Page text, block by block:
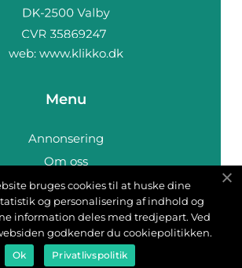
web: www.klikko.dk
Menu
Annonsering
Om oss
Cookies
Kontakta oss
Sitemap
bruges cookies til at huske dine
og personalisering af indhold og
information deles med tredjepart. Ved
godkender du cookiepolitikken.
Ok Privatlivspolitik